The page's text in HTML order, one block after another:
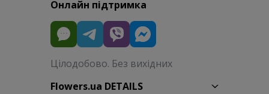
Онлайн підтримка
Цілодобово. Без вихідних
Flowers.ua DETAILS